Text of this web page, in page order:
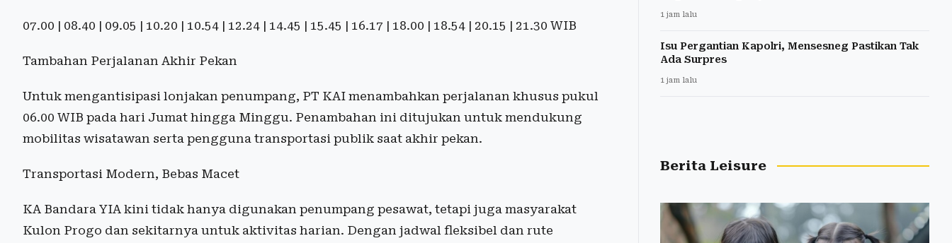
07.00 | 08.40 | 09.05 | 10.20 | 10.54 | 12.24 | 14.45 | 15.45 | 16.17 | 18.00 | 18.54 | 20.15 | 21.30 WIB
Tambahan Perjalanan Akhir Pekan
Untuk mengantisipasi lonjakan penumpang, PT KAI menambahkan perjalanan khusus pukul
06.00 WIB pada hari Jumat hingga Minggu. Penambahan ini ditujukan untuk mendukung
mobilitas wisatawan serta pengguna transportasi publik saat akhir pekan.
Transportasi Modern, Bebas Macet
KA Bandara YIA kini tidak hanya digunakan penumpang pesawat, tetapi juga masyarakat
Kulon Progo dan sekitarnya untuk aktivitas harian. Dengan jadwal fleksibel dan rute
1 jam lalu
Isu Pergantian Kapolri, Mensesneg Pastikan Tak
Ada Surpres
1 jam lalu
Berita Leisure